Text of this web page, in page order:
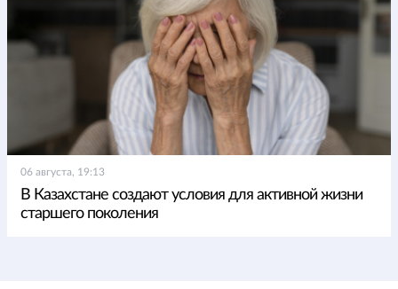
06 августа, 19:13
В Казахстане создают условия для активной жизни
старшего поколения